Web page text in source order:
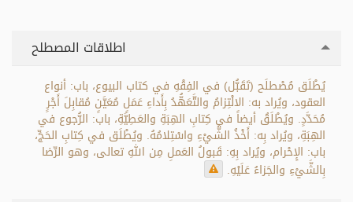
اطلاقات المصطلح
يُطْلَق مُصْطلَح (تَقَبُّل) في الفِقْهِ في كتاب البيوع، باب: أنواع
العقود، ويُراد به: الالْتِزامُ والتَّعَهُّدُ بِأَداءِ عَمَلٍ مُعَيَّنٍ مُقابِلَ أَجْرٍ
مُحَدَّدٍ. ويُطْلَقُ أيضاً في كِتابِ الهِبَةِ والعَطِيَّةِ، باب: الرُّجوع في
الهِبَةِ، ويُراد بِه: أَخْذُ الشَّيْءِ واسْتِلامُهُ. ويُطْلَق في كِتابِ الحَجِّ،
باب: الإِحْرام، ويُراد بِهِ: قَبولُ العَملِ مِن اللهِ تعالى، وهو الرِّضا
بِالشَّيْءِ والجَزاءُ عَلَيْهِ.